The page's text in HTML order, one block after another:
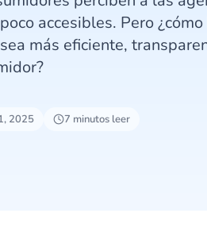
accesibles. Pero
más eficiente,
2025 7 minutos leer